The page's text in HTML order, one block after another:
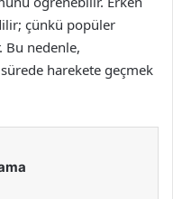
çünkü popüler
nedenle,
harekete geçmek